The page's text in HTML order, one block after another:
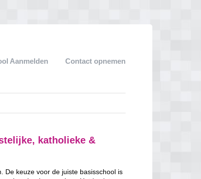
Aanmelden Contact opnemen
katholieke &
De keuze voor de juiste basisschool is